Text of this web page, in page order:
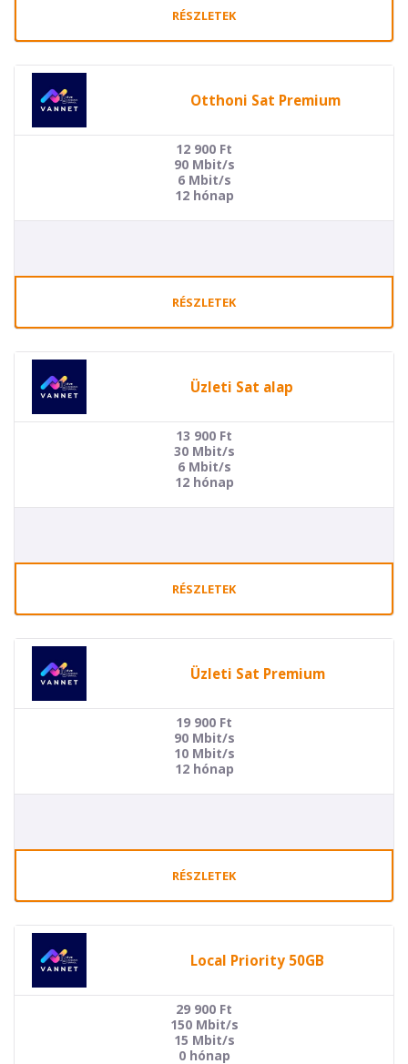
RÉSZLETEK
Otthoni Sat Premium
12 900 Ft
90 Mbit/s
6 Mbit/s
12 hónap
RÉSZLETEK
Üzleti Sat alap
13 900 Ft
30 Mbit/s
6 Mbit/s
12 hónap
RÉSZLETEK
Üzleti Sat Premium
19 900 Ft
90 Mbit/s
10 Mbit/s
12 hónap
RÉSZLETEK
Local Priority 50GB
29 900 Ft
150 Mbit/s
15 Mbit/s
0 hónap